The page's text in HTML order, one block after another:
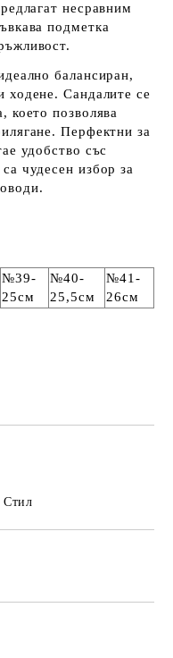
несравним
подметка
балансиран,
ходене. Сандалите се
което позволява
Перфектни за
удобство със
чудесен избор за
№39-
25см
№40-
25,5см
№41-
26см
Стил